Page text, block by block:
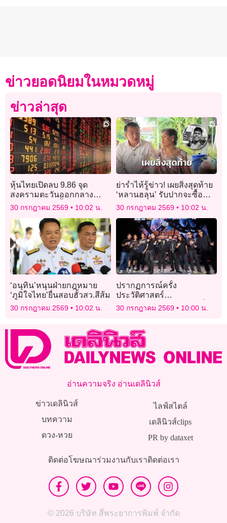
ข่าวยอดนิยมในหมวดหมู่
ข่าวล่าสุด
หุ้นไทยเปิดลบ 9.86 จุด
สงครามตะวันออกกลาง
ตึงเครียดมากขึ้น
30 กรกฎาคม 2569 10:02 น.
ย่าร่ำไห้รู้ข่าว! เผยสิ่งสุดท้าย
‘หลานฮลุน’ รับปากจะซื้อ
คาราโอเกะมาร้องเพลงปี
ใหม่ด้วยกัน
30 กรกฎาคม 2569 10:02 น.
‘อนุทิน’หนุนฝ่ายกฎหมาย
‘ภูมิใจไทย’ยื่นสอบฮั้วสว.สีส้ม
30 กรกฎาคม 2569 10:02 น.
ปรากฏการณ์ครั้ง
ประวัติศาสตร์
30 ปี “LOSO” นานเท่าไรก็รอ
กับคอนเสิร์ตใหญ่แห่งปี
30 กรกฎาคม 2569 10:00 น.
อ่านความจริง อ่านเดลินิวส์
ข่าวเดลินิวส์
บทความ
ดวง-หวย
ไลฟ์สไตล์
เดลินิวส์clips
PR by dataxet
ติดต่อโฆษณาร่วมงานกับเราติดต่อเรา
© 2026 บริษัท สี่พระยาการพิมพ์ จำกัด